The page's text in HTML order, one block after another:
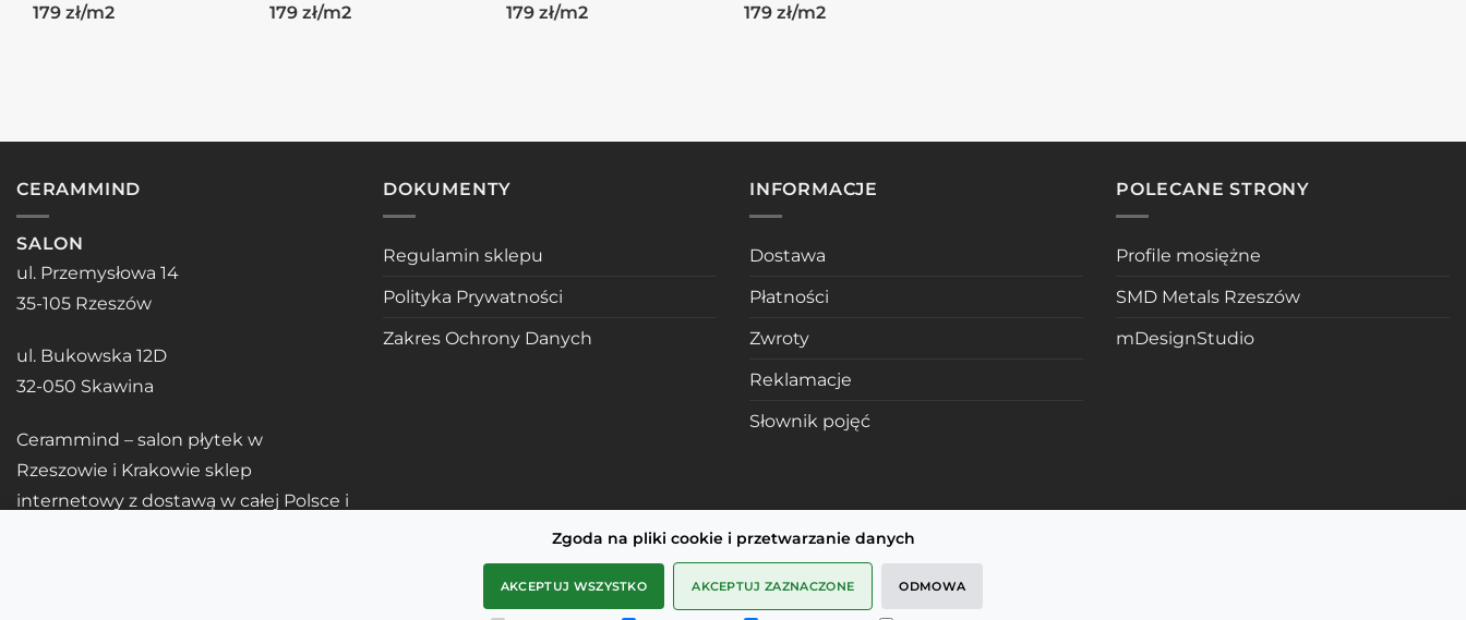
179 zł/m2 179 zł/m2 179 zł/m2 179 zł/m2
Zgoda na pliki cookie i przetwarzanie danych
AKCEPTUJ WSZYSTKO AKCEPTUJ ZAZNACZONE ODMOWA
CERAMMIND
SALON
ul. Przemysłowa 14
35-105 Rzeszów
ul. Bukowska 12D
32-050 Skawina
Cerammind – salon płytek w
Rzeszowie i Krakowie sklep
internetowy z dostawą w całej Polsce i
DOKUMENTY
Regulamin sklepu
Polityka Prywatności
Zakres Ochrony Danych
INFORMACJE
Dostawa
Płatności
Zwroty
Reklamacje
Słownik pojęć
POLECANE STRONY
Profile mosiężne
SMD Metals Rzeszów
mDesignStudio